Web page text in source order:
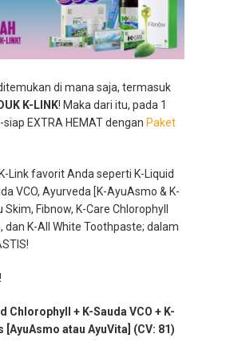
di mana saja, termasuk
K-LINK! Maka dari itu, pada 1
siap EXTRA HEMAT dengan Paket
Link favorit Anda seperti K-Liquid
VCO, Ayurveda [K-AyuAsmo & K-
Fibnow, K-Care Chlorophyll
dan K-All White Toothpaste; dalam
Chlorophyll + K-Sauda VCO + K-
[AyuAsmo atau AyuVita] (CV: 81)